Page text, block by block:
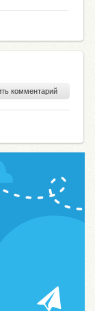
комментарий